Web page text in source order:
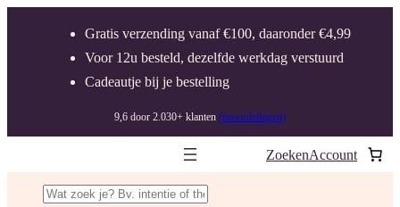
Gratis verzending vanaf €100, daaronder €4,99
Voor 12u besteld, dezelfde werkdag verstuurd
Cadeautje bij je bestelling
9,6 door 2.030+ klanten (beoordelingen)
ZoekenAccount